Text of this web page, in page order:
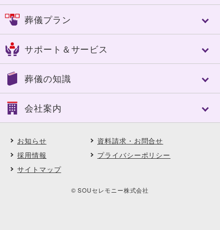
控室への心配り
人づくり（人材教育）
選べる葬送品・おもてなし
エンバーミング・湯灌
葬儀への想い
ご葬儀実例
成田市
四街道市
市原市
船橋市
茂原市
いすみ市
鴨川市
勝浦市
山武郡
木更津市
君津市
匝瑳市
柏市
野田市
葬儀プラン
認知症対策あんしんパック
家族葬
一般葬
一日葬
自宅葬
アスカの社葬
福祉の葬儀
選べる葬送品・おもてなし
ご葬儀実例
サポート＆サービス
事前相談のすすめ
アフターサポート
SOUセレモニーメンバーズ(互助会)
喪中はがき印刷サービス
契約企業・団体の葬儀割引サービス
ペット葬・ペット霊園
葬儀の知識
葬儀に必要な費用
ご葬儀後の対応と手続き
よくある質問
ご葬儀エピソード
顧客インタビュー
料理長からの食材だより
会社案内
会社概要・理念
沿革
直営式場
地域に根ざした取り組み
お知らせ
資料請求・お問合せ
採用情報
プライバシーポリシー
サイトマップ
© SOUセレモニー株式会社